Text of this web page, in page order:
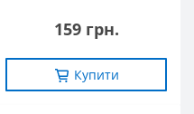
159 грн.
Купити